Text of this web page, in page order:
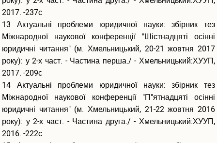
2017. -237с
13 Актуальні проблеми юридичної науки: збірник тез
Міжнародної наукової конференції "Шістнадцяті осінні
юридичні читання" (м. Хмельницький, 20-21 жовтня 2017
року): у 2-х част. - Частина перша./ - Хмельницький:ХУУП,
2017. -209с
14 Актуальні проблеми юридичної науки: збірник тез
Міжнародної наукової конференції "П"ятнадцяті осінні
юридичні читання" (м. Хмельницький, 21-22 жовтня 2016
року): у 2-х част. - Частина друга./ - Хмельницький:ХУУП,
2016. -222с